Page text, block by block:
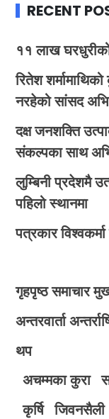
RECENT
११ लाख
रितेश
नरहेको सांसद
दक्ष जनशक्ति
संकल्पका साथ
लुम्बिनी प्रदेशमै
पहिलो स्थानमा
पत्रकार
गृहपृष्ठ समाचार
अन्तरवार्ता
थप
अचम्मका कुरा
कृर्षि
जिवनसैली